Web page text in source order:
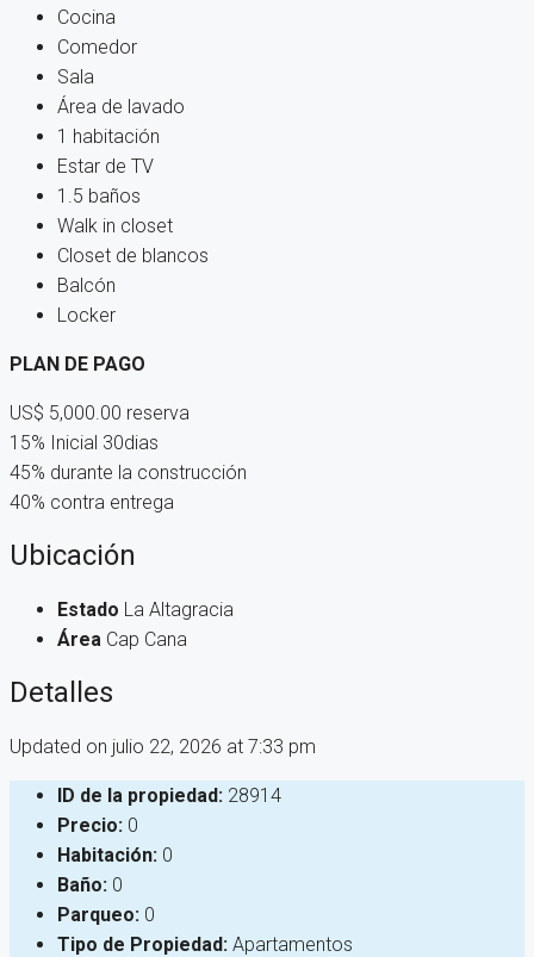
Cocina
Comedor
Sala
Área de lavado
1 habitación
Estar de TV
1.5 baños
Walk in closet
Closet de blancos
Balcón
Locker
PLAN DE PAGO
US$ 5,000.00 reserva
15% Inicial 30dias
45% durante la construcción
40% contra entrega
Ubicación
Estado La Altagracia
Área Cap Cana
Detalles
Updated on julio 22, 2026 at 7:33 pm
ID de la propiedad: 28914
Precio: 0
Habitación: 0
Baño: 0
Parqueo: 0
Tipo de Propiedad: Apartamentos